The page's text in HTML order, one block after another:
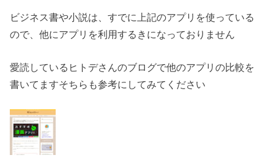
ビジネス書や小説は、すでに上記のアプリを使っている
ので、他にアプリを利用するきになっておりません
愛読しているヒトデさんのブログで他のアプリの比較を
書いてますそちらも参考にしてみてください